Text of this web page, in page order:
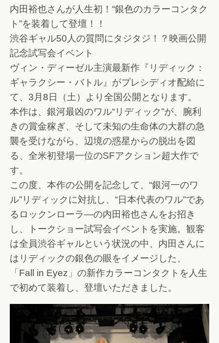
内田裕也さんが人生初！“銀色のカラーコンタク
ト”を装着して登壇！！
渋谷ギャル50人の質問にタジタジ！？映画公開
記念試写会イベント
ヴィン・ディーゼル主演最新作『リディック：
ギャラクシー・バトル』がプレシディオ配給に
て、3月8日（土）より全国公開となります。
本作は、銀河最凶のワル“リディック”が、腕利
きの賞金稼ぎ、そして未知の生命体の大群の急
襲を受けながら、辺境の惑星からの脱出を図
る、全米初登場一位のSFアクション超大作で
す。
この度、本作の公開を記念して、“銀河一のワ
ル”リディックに対抗し、“日本代表のワル”であ
るロックンローラ―の内田裕也さんをお招き
し、トークショー試写会イベントを実施。観客
は全員渋谷ギャルという状況の中、内田さんに
はリディックの銀色の眼をイメージした、
「Fall in Eyez」の新作カラーコンタクトを人生
で初めて装着し、登壇いただきました。